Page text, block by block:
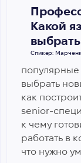
Какой
Спикер:
выбрать
как
senior-
к чему
работать в
что нужно